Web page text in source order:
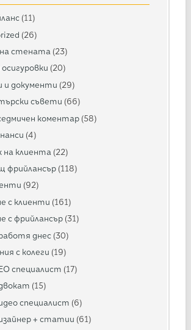
(11)
(26)
стената (23)
(20)
и документи (29)
съвети (66)
коментар (58)
(4)
на клиента (22)
фрийлансър (118)
(92)
с клиенти (161)
с фрийлансър (31)
днес (30)
с колеги (19)
специалист (17)
(15)
специалист (6)
+ статии (61)